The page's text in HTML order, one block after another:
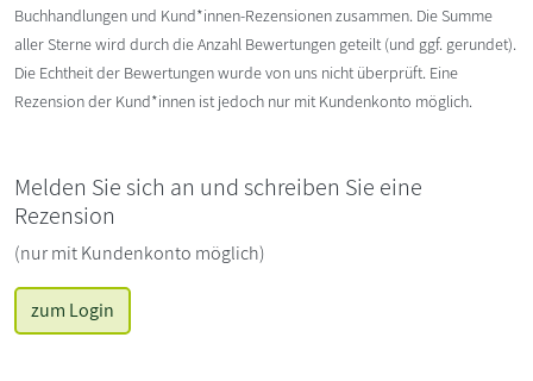
Buchhandlungen und Kund*innen-Rezensionen zusammen. Die Summe
aller Sterne wird durch die Anzahl Bewertungen geteilt (und ggf. gerundet).
Die Echtheit der Bewertungen wurde von uns nicht überprüft. Eine
Rezension der Kund*innen ist jedoch nur mit Kundenkonto möglich.
Melden Sie sich an und schreiben Sie eine
Rezension
(nur mit Kundenkonto möglich)
zum Login